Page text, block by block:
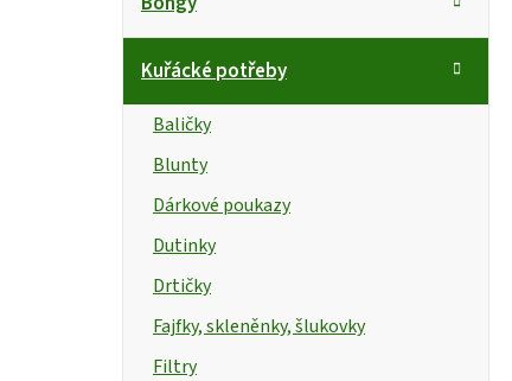
r
g
r
Kuřácké potřeby
Baličky
Blunty
Dárkové poukazy
Dutinky
Drtičky
Fajfky, skleněnky, šlukovky
Filtry